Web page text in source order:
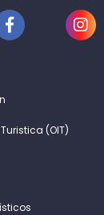
(OIT)